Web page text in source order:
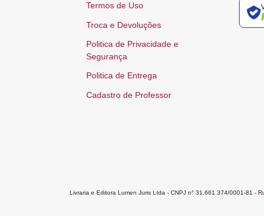
Termos de Uso
Troca e Devoluções
Politica de Privacidade e
Segurança
Politica de Entrega
Cadastro de Professor
Livraria e Editora Lumen Juris Ltda - CNPJ n° 31.661.374/0001-81 -